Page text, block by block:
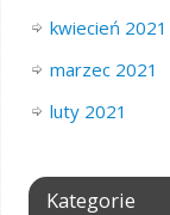
kwiecień 2021
marzec 2021
luty 2021
Kategorie